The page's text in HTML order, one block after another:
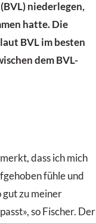
niederlegen,
hatte. Die
BVL im besten
dem BVL-
dass ich mich
fühle und
gut zu meiner
so Fischer. Der